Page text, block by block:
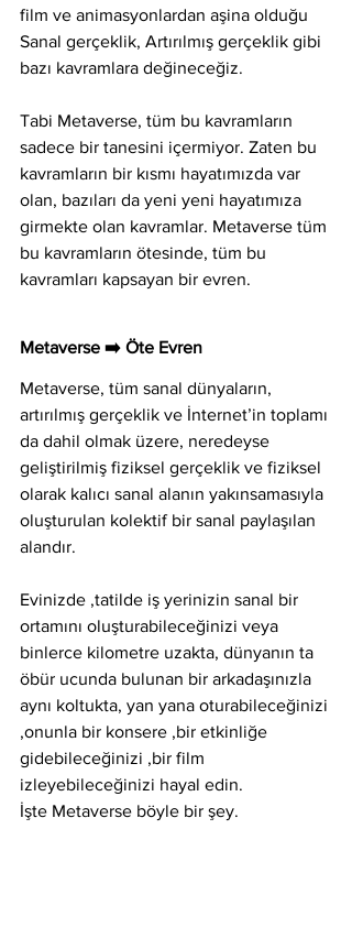
film ve animasyonlardan aşina olduğu
Sanal gerçeklik, Artırılmış gerçeklik gibi
bazı kavramlara değineceğiz.
Tabi Metaverse, tüm bu kavramların
sadece bir tanesini içermiyor. Zaten bu
kavramların bir kısmı hayatımızda var
olan, bazıları da yeni yeni hayatımıza
girmekte olan kavramlar. Metaverse tüm
bu kavramların ötesinde, tüm bu
kavramları kapsayan bir evren.
Metaverse ➡️ Öte Evren​
Metaverse, tüm sanal dünyaların,
artırılmış gerçeklik ve İnternet’in toplamı
da dahil olmak üzere, neredeyse
geliştirilmiş fiziksel gerçeklik ve fiziksel
olarak kalıcı sanal alanın yakınsamasıyla
oluşturulan kolektif bir sanal paylaşılan
alandır.
Evinizde ,tatilde iş yerinizin sanal bir
ortamını oluşturabileceğinizi veya
binlerce kilometre uzakta, dünyanın ta
öbür ucunda bulunan bir arkadaşınızla
aynı koltukta, yan yana oturabileceğinizi
,onunla bir konsere ,bir etkinliğe
gidebileceğinizi ,bir film
izleyebileceğinizi hayal edin.
İşte Metaverse böyle bir şey.